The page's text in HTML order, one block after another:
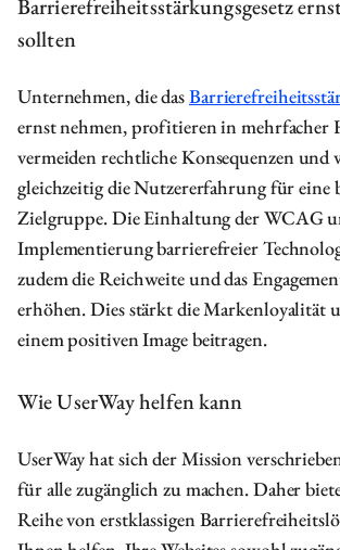
Barrierefreiheitsstärkungsgesetz
sollten
Unternehmen, die das
ernst nehmen, profitieren in mehrfacher
vermeiden rechtliche Konsequenzen und
gleichzeitig die Nutzererfahrung für eine
Zielgruppe. Die Einhaltung der WCAG
Implementierung barrierefreier
zudem die Reichweite und das
erhöhen. Dies stärkt die Markenloyalität
einem positiven Image beitragen.
Wie UserWay helfen kann
UserWay hat sich der Mission
für alle zugänglich zu machen. Daher
Reihe von erstklassigen